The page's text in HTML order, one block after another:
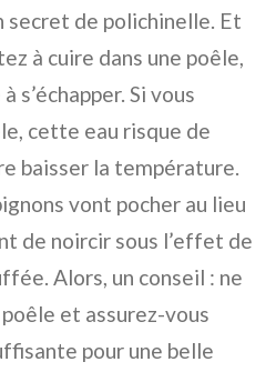
secret de polichinelle. Et
à cuire dans une poêle,
s’échapper. Si vous
cette eau risque de
baisser la température.
vont pocher au lieu
de noircir sous l’effet de
Alors, un conseil : ne
et assurez-vous
pour une belle